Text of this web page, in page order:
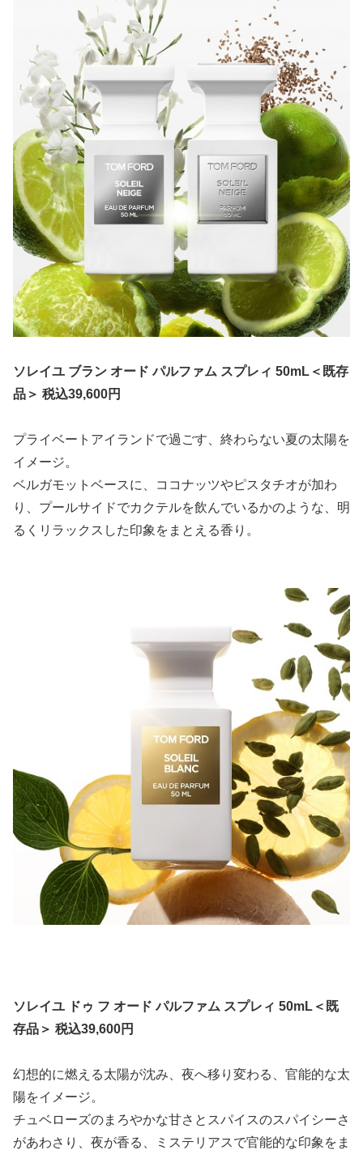
ソレイユ ブラン オード パルファム スプレィ 50mL＜既存
品＞ 税込39,600円
プライベートアイランドで過ごす、終わらない夏の太陽を
イメージ。
ベルガモットベースに、ココナッツやピスタチオが加わ
り、プールサイドでカクテルを飲んでいるかのような、明
るくリラックスした印象をまとえる香り。
ソレイユ ドゥ フ オード パルファム スプレィ 50mL＜既
存品＞ 税込39,600円
幻想的に燃える太陽が沈み、夜へ移り変わる、官能的な太
陽をイメージ。
チュベローズのまろやかな甘さとスパイスのスパイシーさ
があわさり、夜が香る、ミステリアスで官能的な印象をま